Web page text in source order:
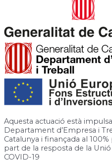
Aquesta actuació està
Departament d’Empresa i
Catalunya i finançada al
part de la resposta de la
COVID-19